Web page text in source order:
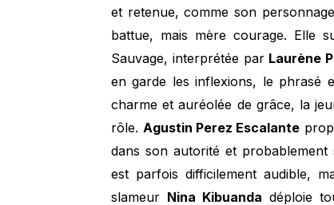
et retenue, comme son
battue, mais mère courage. Elle
Sauvage, interprétée par Laurène
en garde les inflexions, le phrasé
charme et auréolée de grâce, la
rôle. Agustin Perez Escalante
dans son autorité et
est parfois difficilement audible,
slameur Nina Kibuanda déploie